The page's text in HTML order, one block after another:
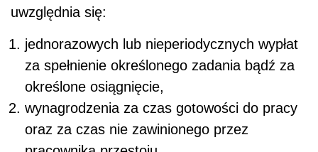
uwzględnia się:
jednorazowych lub nieperiodycznych wypłat
za spełnienie określonego zadania bądź za
określone osiągnięcie,
wynagrodzenia za czas gotowości do pracy
oraz za czas nie zawinionego przez